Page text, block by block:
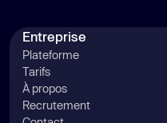
Entreprise
Plateforme
Tarifs
À propos
Recrutement